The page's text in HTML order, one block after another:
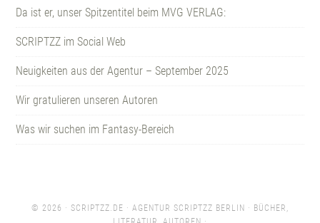
Da ist er, unser Spitzentitel beim MVG VERLAG:
SCRIPTZZ im Social Web
Neuigkeiten aus der Agentur – September 2025
Wir gratulieren unseren Autoren
Was wir suchen im Fantasy-Bereich
© 2026 · SCRIPTZZ.DE · AGENTUR SCRIPTZZ BERLIN · BÜCHER,